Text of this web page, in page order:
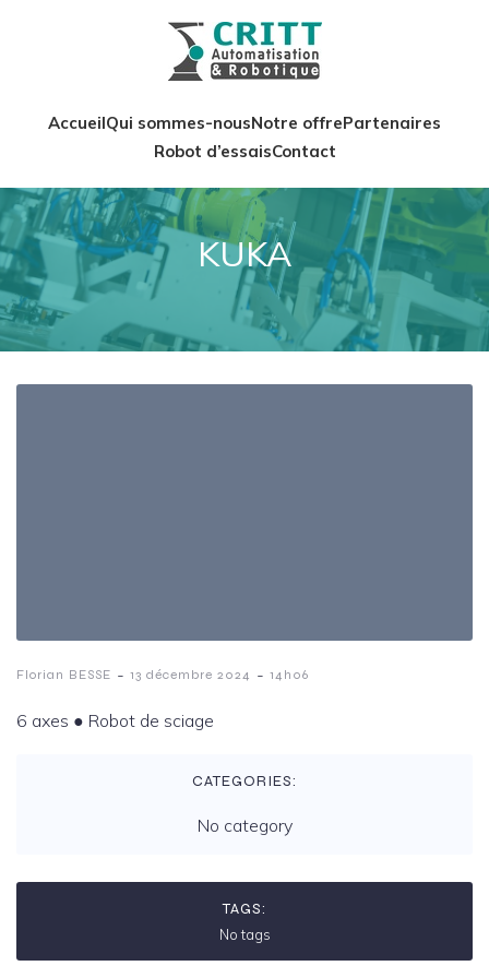
AccueilQui sommes-nousNotre offrePartenaires
Robot d’essaisContact
KUKA
Florian BESSE - 13 décembre 2024 - 14h06
6 axes ️● Robot de sciage
CATEGORIES:
No category
TAGS:
No tags